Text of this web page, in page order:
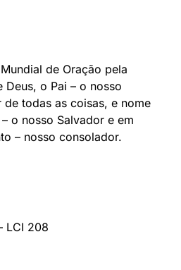
de Oração pela
Deus, o Pai – o nosso
todas as coisas, e nome
o nosso Salvador e em
– nosso consolador.
LCI 208